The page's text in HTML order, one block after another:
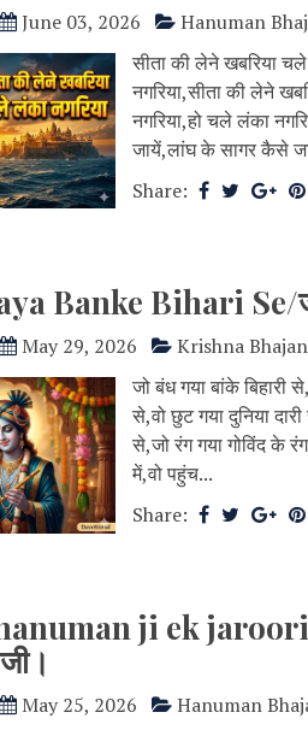
June 03, 2026
Hanuman
सीता की लेने खबरिया
नगरिया,सीता की लेने
नगरिया,हो चले लंका
जायें,लांघ के सागर कैसे
Share:
Banke Bihari Se/जो
May 29, 2026
Krishna Bhajan
जो बंध गया बांके बिहारी
से,वो छुट गया दुनिया
से,जो रंग गया गोविंद के
में,वो पहुंच...
Share:
ji ek jaroori
May 25, 2026
Hanuman